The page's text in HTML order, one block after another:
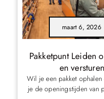
maart 6, 2026
Pakketpunt Leiden
en
Wil je een pakket
je de openingstijden van